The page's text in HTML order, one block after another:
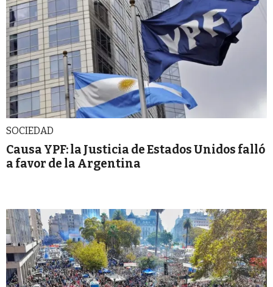
SOCIEDAD
Causa YPF: la Justicia de Estados Unidos falló
a favor de la Argentina